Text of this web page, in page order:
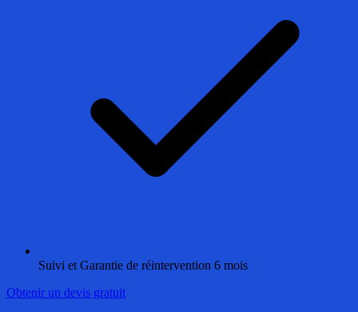
Suivi et Garantie de réintervention 6 mois
Obtenir un devis gratuit